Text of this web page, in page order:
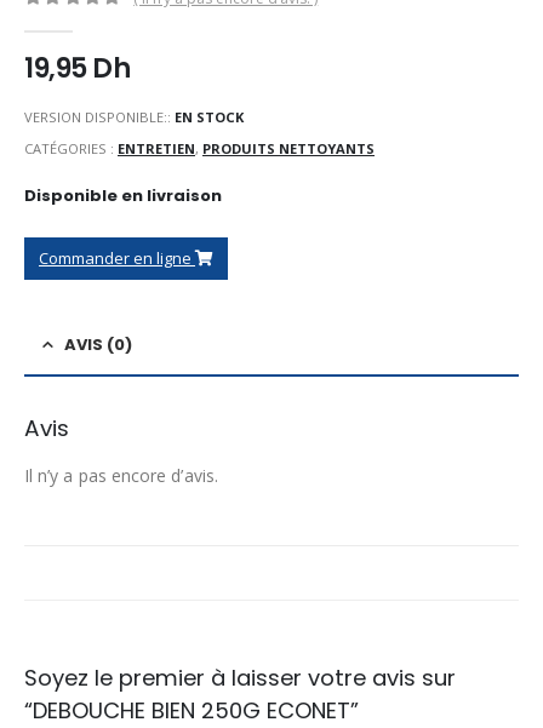
19,95Dh
VERSION DISPONIBLE:: EN STOCK
CATÉGORIES : ENTRETIEN, PRODUITS NETTOYANTS
Disponible en livraison
Commander en ligne
AVIS (0)
Avis
Il n’y a pas encore d’avis.
Soyez le premier à laisser votre avis sur
“DEBOUCHE BIEN 250G ECONET”